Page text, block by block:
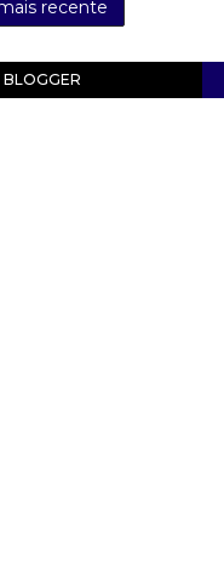
recente
BLOGGER